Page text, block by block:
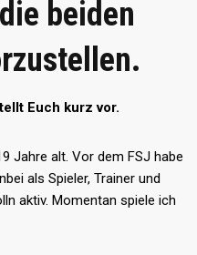
beiden
Euch kurz vor.
Jahre alt. Vor dem FSJ habe
als Spieler, Trainer und
aktiv. Momentan spiele ich